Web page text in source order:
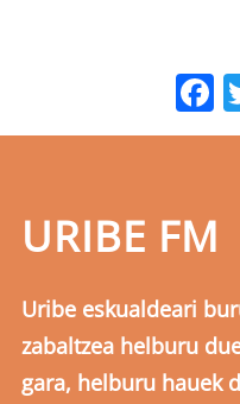
URIBE FM
Uribe eskualdeari
zabaltzea helburu
gara, helburu hauek